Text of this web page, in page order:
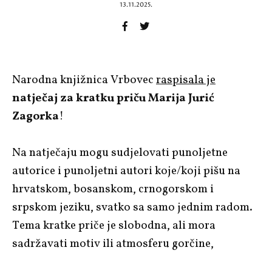
13.11.2025.
Narodna knjižnica Vrbovecraspisala je
natječaj za kratku priču Marija Jurić
Zagorka!
Na natječaju mogu sudjelovati punoljetne
autorice i punoljetni autori koje/koji pišu na
hrvatskom, bosanskom, crnogorskom i
srpskom jeziku, svatko sa samo jednim radom.
Tema kratke priče je slobodna, ali mora
sadržavati motiv ili atmosferu gorčine,